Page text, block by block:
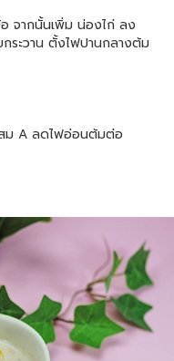
จากนั้นเพิ่ม น่องไก่ ลง
กระวาน ตั้งไฟปานกลางต้ม
ม A ลดไฟอ่อนต้มต่อ